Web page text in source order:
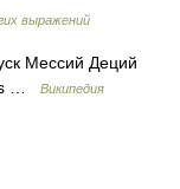
выражений
Мессий Деций
…
Википедия